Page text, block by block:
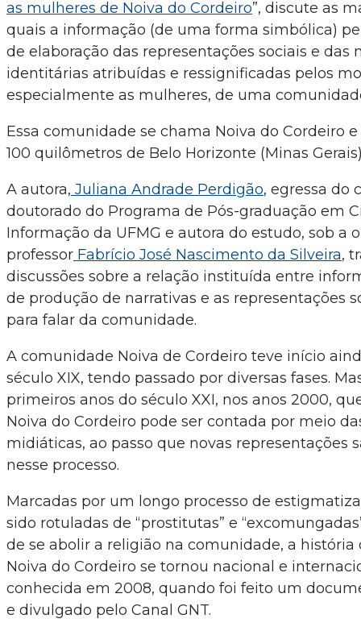
as mulheres de Noiva do Cordeiro”, discute as
quais a informação (de uma forma simbólica)
de elaboração das representações sociais e das
identitárias atribuídas e ressignificadas pelos
especialmente as mulheres, de uma
Essa comunidade se chama Noiva do Cordeiro
100 quilômetros de Belo Horizonte (Minas
A autora, Juliana Andrade Perdigão, egressa do
doutorado do Programa de Pós-graduação em
Informação da UFMG e autora do estudo, sob a
professor Fabrício José Nascimento da Silveira,
discussões sobre a relação instituída entre
de produção de narrativas e as representações
para falar da comunidade.
A comunidade Noiva de Cordeiro teve início
século XIX, tendo passado por diversas fases.
primeiros anos do século XXI, nos anos 2000,
Noiva do Cordeiro pode ser contada por meio
midiáticas, ao passo que novas representações
nesse processo.
Marcadas por um longo processo de
sido rotuladas de “prostitutas” e
de se abolir a religião na comunidade, a
Noiva do Cordeiro se tornou nacional e
conhecida em 2008, quando foi feito um
e divulgado pelo Canal GNT.